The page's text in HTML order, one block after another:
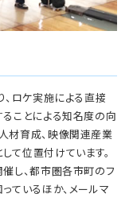
、ロケ実施による直接
ることによる知名度の向
材育成、映像関連産業
て位置付けています。
し、都市圏各市町のフ
ているほか、メールマ